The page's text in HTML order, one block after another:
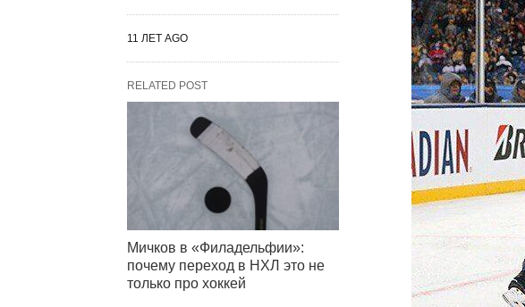
11 ЛЕТ AGO
RELATED POST
Мичков в «Филадельфии»:
почему переход в НХЛ это не
только про хоккей